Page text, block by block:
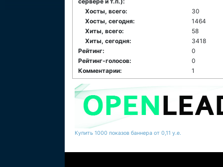
Хосты, всего:
30
Хосты, сегодня:
1464
Хиты, всего:
58
Хиты, сегодня:
3418
Рейтинг:
0
Рейтинг-голосов:
0
Комментарии:
1
Купить 1000 показов баннера от 0,11 у.е.